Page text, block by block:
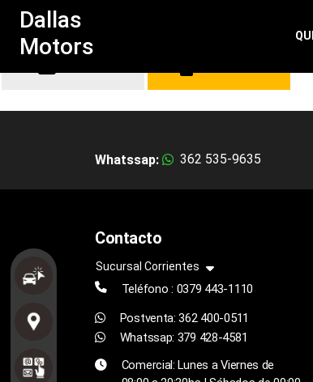
Dallas
Motors
Whatssap: 362 535-9635
Contacto
Sucursal Corrientes
Teléfono : 0379 443-1110
Postventa: 362 400-0511
Whatssap: 379 428-4581
Comercial: Lunes a Viernes de